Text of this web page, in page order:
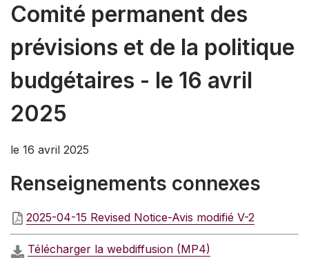
Comité permanent des
prévisions et de la politique
budgétaires - le 16 avril
2025
le 16 avril 2025
Renseignements connexes
2025-04-15 Revised Notice-Avis modifié V-2
Télécharger la webdiffusion (MP4)